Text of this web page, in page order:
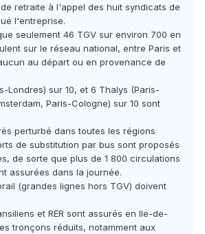
retraite à l'appel des huit syndicats de
l'entreprise.
seulement 46 TGV sur environ 700 en
sur le réseau national, entre Paris et
au départ ou en provenance de
Londres) sur 10, et 6 Thalys (Paris-
Paris-Cologne) sur 10 sont
perturbé dans toutes les régions
de substitution par bus sont proposés
de sorte que plus de 1 800 circulations
assurées dans la journée.
(grandes lignes hors TGV) doivent
et RER sont assurés en Ile-de-
tronçons réduits, notamment aux